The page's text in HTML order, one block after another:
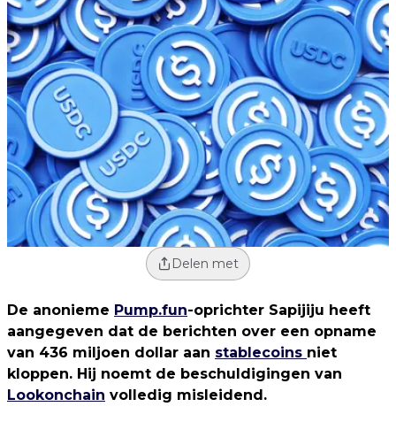
Delen met
De anonieme Pump.fun-oprichter Sapijiju heeft
aangegeven dat de berichten over een opname
van 436 miljoen dollar aan stablecoins niet
kloppen. Hij noemt de beschuldigingen van
Lookonchain volledig misleidend.